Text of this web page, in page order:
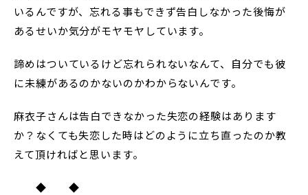
いるんですが、忘れる事もできず告白しなかった後悔が
あるせいか気分がモヤモヤしています。
諦めはついているけど忘れられないなんて、自分でも彼
に未練があるのかないのかわからないんです。
麻衣子さんは告白できなかった失恋の経験はあります
か？なくても失恋した時はどのように立ち直ったのか教
えて頂ければと思います。
◆ ◆